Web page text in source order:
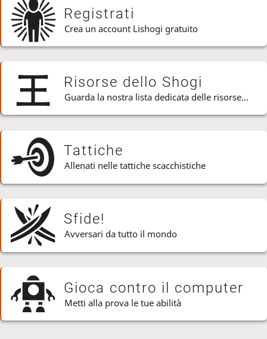
Registrati
Crea un account Lishogi gratuito
Risorse dello Shogi
Guarda la nostra lista dedicata delle risorse dello Shogi
Tattiche
Allenati nelle tattiche scacchistiche
Sfide!
Avversari da tutto il mondo
Gioca contro il computer
Metti alla prova le tue abilità